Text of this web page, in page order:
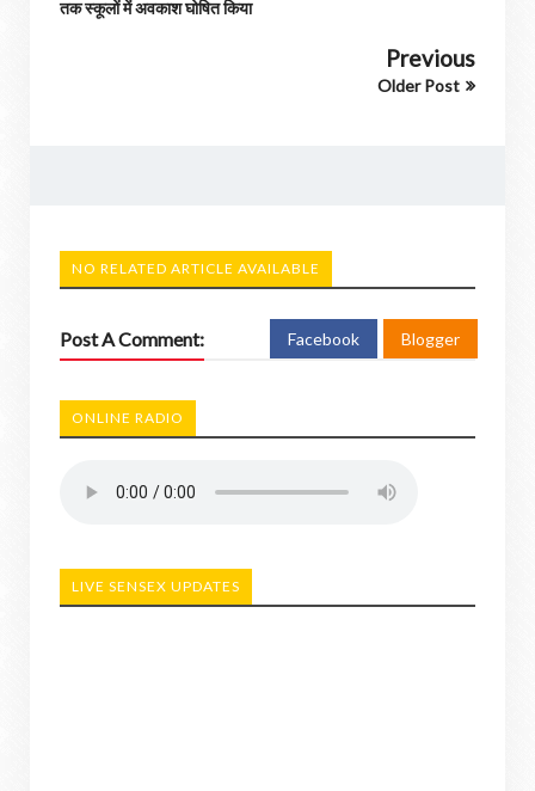
तक स्कूलों में अवकाश घोषित किया
Previous
Older Post
NO RELATED ARTICLE AVAILABLE
Post A Comment: Facebook Blogger
ONLINE RADIO
LIVE SENSEX UPDATES